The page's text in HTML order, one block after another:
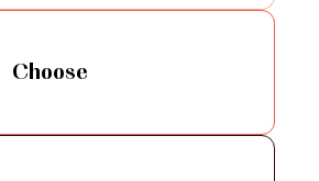
Choose